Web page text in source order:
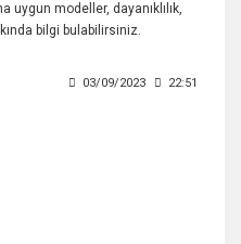
uygun modeller, dayanıklılık,
bilgi bulabilirsiniz.
03/09/2023 22:51